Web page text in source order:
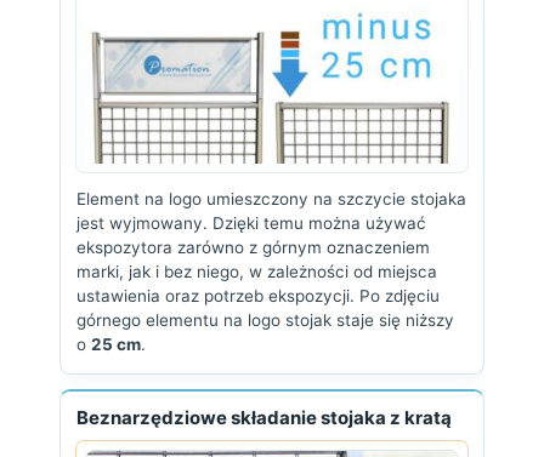
Element na logo umieszczony na szczycie stojaka
jest wyjmowany. Dzięki temu można używać
ekspozytora zarówno z górnym oznaczeniem
marki, jak i bez niego, w zależności od miejsca
ustawienia oraz potrzeb ekspozycji. Po zdjęciu
górnego elementu na logo stojak staje się niższy
o 25 cm.
Beznarzędziowe składanie stojaka z kratą